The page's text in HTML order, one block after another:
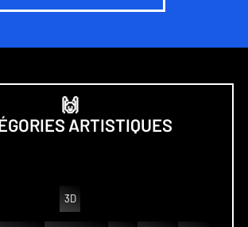
🙌
ARTISTIQUES
3D